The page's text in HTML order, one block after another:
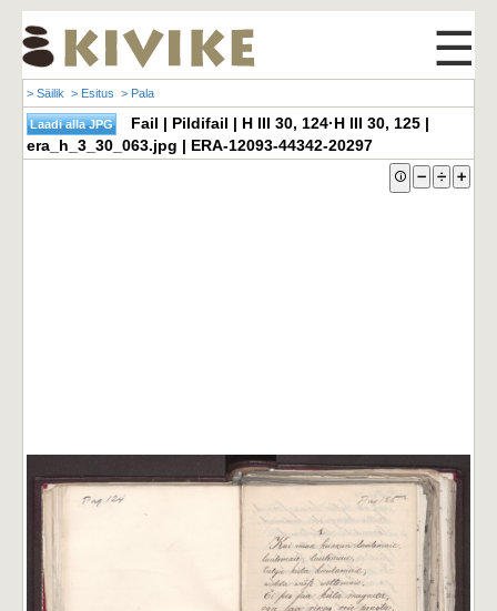
☰
> Säilik > Esitus > Pala
Fail | Pildifail | H III 30, 124·H III 30, 125 |
era_h_3_30_063.jpg | ERA-12093-44342-20297